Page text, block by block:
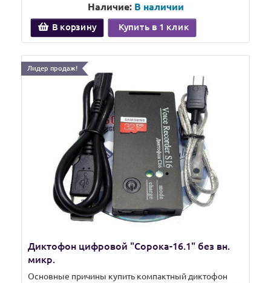
Наличие: В наличии
В корзину Купить в 1 клик
Лидер продаж!
Диктофон цифровой "Сорока-16.1" без вн.
микр.
Основные причины купить компактный диктофон